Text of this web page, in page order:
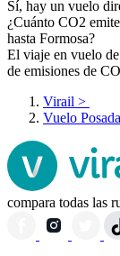
Sí, hay un vuelo
¿Cuánto CO2
hasta Formosa?
El viaje en vuelo
de emisiones de
Virail >
Vuelo
compara todas las